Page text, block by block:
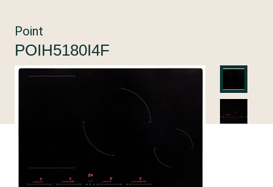
Point
POIH5180I4F